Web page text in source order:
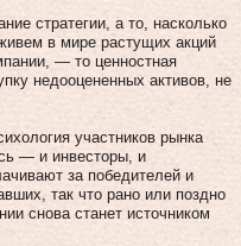
стратегии, а то, насколько
в мире растущих акций
— то ценностная
недооцененных активов, не
участников рынка
— и инвесторы, и
за победителей и
так что рано или поздно
снова станет источником